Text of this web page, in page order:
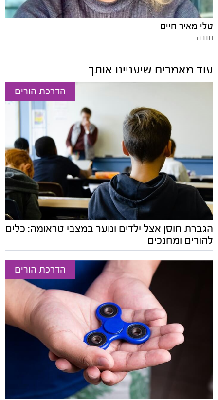
טלי מאיר חיים
חדרה
עוד מאמרים שיעניינו אותך
הדרכת הורים
הגברת חוסן אצל ילדים ונוער במצבי טראומה: כלים
להורים ומחנכים
הדרכת הורים